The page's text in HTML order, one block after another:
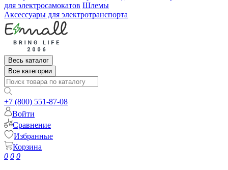
для электросамокатов Шлемы
Аксессуары для электротранспорта
Весь каталог
Все категории
+7 (800) 551-87-08
Войти
Сравнение
Избранные
Корзина
0 0 0